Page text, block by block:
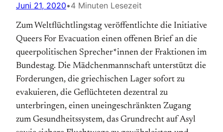
Juni 21, 2020•4 Minuten Lesezeit
Zum Weltflüchtlingstag veröffentlichte die Initiative
Queers For Evacuation einen offenen Brief an die
queerpolitischen Sprecher*innen der Fraktionen im
Bundestag. Die Mädchenmannschaft unterstützt die
Forderungen, die griechischen Lager sofort zu
evakuieren, die Geflüchteten dezentral zu
unterbringen, einen uneingeschränkten Zugang
zum Gesundheitssystem, das Grundrecht auf Asyl